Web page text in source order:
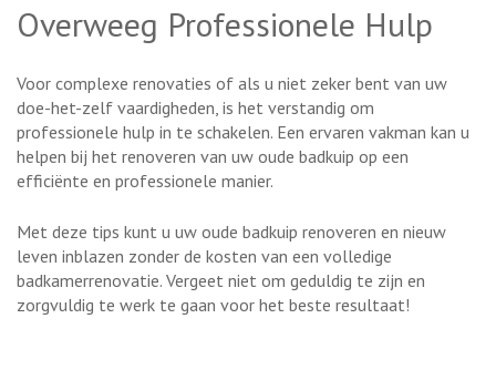
Overweeg Professionele Hulp
Voor complexe renovaties of als u niet zeker bent van uw
doe-het-zelf vaardigheden, is het verstandig om
professionele hulp in te schakelen. Een ervaren vakman kan u
helpen bij het renoveren van uw oude badkuip op een
efficiënte en professionele manier.
Met deze tips kunt u uw oude badkuip renoveren en nieuw
leven inblazen zonder de kosten van een volledige
badkamerrenovatie. Vergeet niet om geduldig te zijn en
zorgvuldig te werk te gaan voor het beste resultaat!